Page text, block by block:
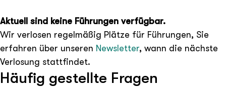
Aktuell sind keine Führungen verfügbar.
Wir verlosen regelmäßig Plätze für Führungen, Sie
erfahren über unseren Newsletter, wann die nächste
Verlosung stattfindet.
Häufig gestellte Fragen